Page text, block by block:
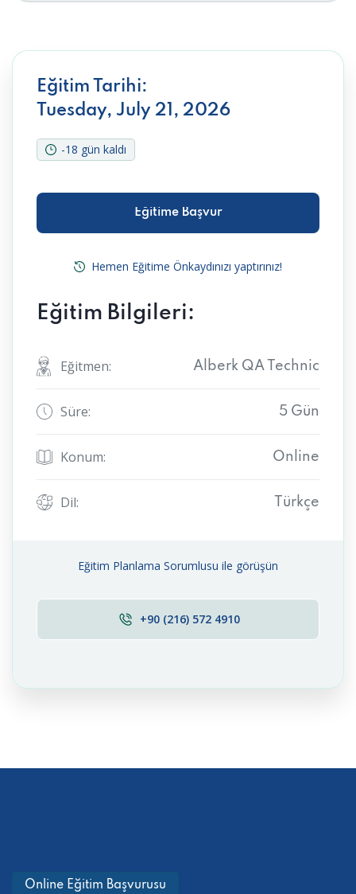
Eğitim Tarihi:
Tuesday, July 21, 2026
-18 gün kaldı
Eğitime Başvur
Hemen Eğitime Önkaydınızı yaptırınız!
Eğitim Bilgileri:
Eğitmen: Alberk QA Technic
Süre: 5 Gün
Konum: Online
Dil: Türkçe
Eğitim Planlama Sorumlusu ile görüşün
+90 (216) 572 4910
Online Eğitim Başvurusu